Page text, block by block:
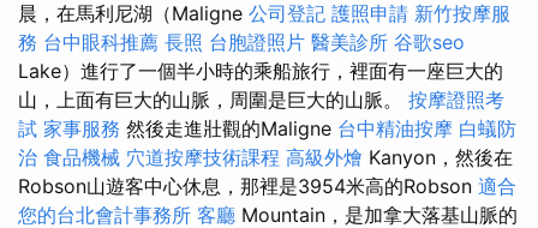
晨，在馬利尼湖（Maligne 公司登記 護照申請 新竹按摩服
務 台中眼科推薦 長照 台胞證照片 醫美診所 谷歌seo
Lake）進行了一個半小時的乘船旅行，裡面有一座巨大的
山，上面有巨大的山脈，周圍是巨大的山脈。 按摩證照考
試 家事服務 然後走進壯觀的Maligne 台中精油按摩 白蟻防
治 食品機械 穴道按摩技術課程 高級外燴 Kanyon，然後在
Robson山遊客中心休息，那裡是3954米高的Robson 適合
您的台北會計事務所 客廳 Mountain，是加拿大落基山脈的